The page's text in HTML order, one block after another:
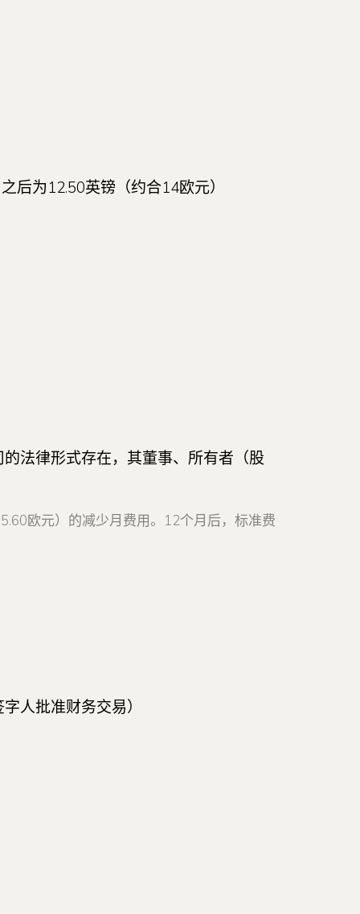
后为12.50英镑（约合14欧元）
法律形式存在，其董事、所有者（股
欧元）的减少月费用。12个月后，标准费
人批准财务交易）